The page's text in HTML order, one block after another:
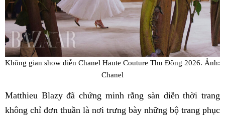
Không gian show diễn Chanel Haute Couture Thu Đông 2026. Ảnh:
Chanel
Matthieu Blazy đã chứng minh rằng sàn diễn thời trang
không chỉ đơn thuần là nơi trưng bày những bộ trang phục